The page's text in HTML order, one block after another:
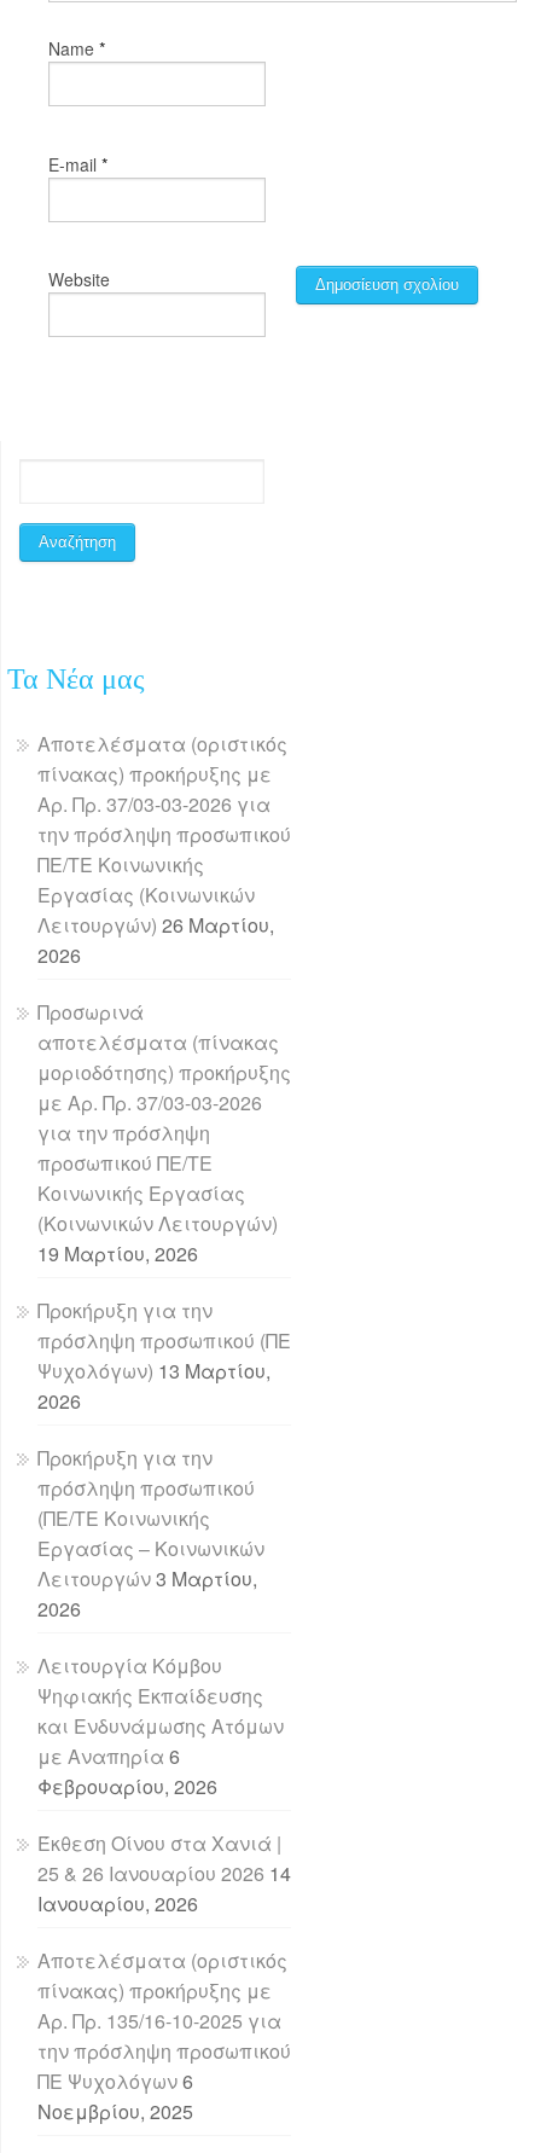
Name *
E-mail *
Website
Τα Νέα μας
Αποτελέσματα (οριστικός
πίνακας) προκήρυξης με
Αρ. Πρ. 37/03-03-2026 για
την πρόσληψη προσωπικού
ΠΕ/ΤΕ Κοινωνικής
Εργασίας (Κοινωνικών
Λειτουργών) 26 Μαρτίου,
2026
Προσωρινά
αποτελέσματα (πίνακας
μοριοδότησης) προκήρυξης
με Αρ. Πρ. 37/03-03-2026
για την πρόσληψη
προσωπικού ΠΕ/ΤΕ
Κοινωνικής Εργασίας
(Κοινωνικών Λειτουργών)
19 Μαρτίου, 2026
Προκήρυξη για την
πρόσληψη προσωπικού (ΠΕ
Ψυχολόγων) 13 Μαρτίου,
2026
Προκήρυξη για την
πρόσληψη προσωπικού
(ΠΕ/ΤΕ Κοινωνικής
Εργασίας – Κοινωνικών
Λειτουργών3 Μαρτίου,
2026
Λειτουργία Κόμβου
Ψηφιακής Εκπαίδευσης
και Ενδυνάμωσης Ατόμων
με Αναπηρία 6
Φεβρουαρίου, 2026
Έκθεση Οίνου στα Χανιά |
25 & 26 Ιανουαρίου 2026 14
Ιανουαρίου, 2026
Αποτελέσματα (οριστικός
πίνακας) προκήρυξης με
Αρ. Πρ. 135/16-10-2025 για
την πρόσληψη προσωπικού
ΠΕ Ψυχολόγων6
Νοεμβρίου, 2025